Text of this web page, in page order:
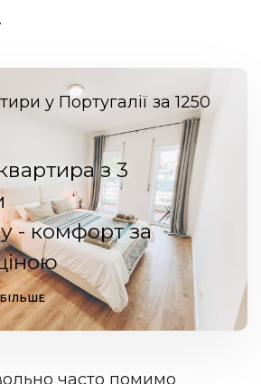
у Португалії за 1250
з 3
- комфорт за
часто помимо